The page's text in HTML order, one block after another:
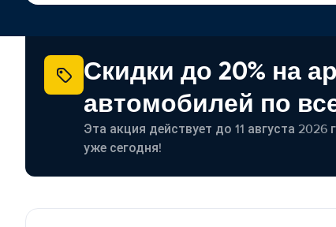
Скидки до 20% на
автомобилей по
Эта акция действует до 11 августа 2026
уже сегодня!